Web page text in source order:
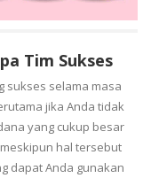
Tim Sukses
sukses selama masa
jika Anda tidak
yang cukup besar
hal tersebut
dapat Anda gunakan